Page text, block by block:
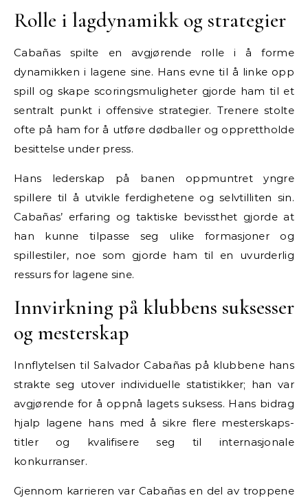
Rolle i lagdynamikk og strategier
Cabañas spilte en avgjørende rolle i å forme
dynamikken i lagene sine. Hans evne til å linke opp
spill og skape scoringsmuligheter gjorde ham til et
sentralt punkt i offensive strategier. Trenere stolte
ofte på ham for å utføre dødballer og opprettholde
besittelse under press.
Hans lederskap på banen oppmuntret yngre
spillere til å utvikle ferdighetene og selvtilliten sin.
Cabañas’ erfaring og taktiske bevissthet gjorde at
han kunne tilpasse seg ulike formasjoner og
spillestiler, noe som gjorde ham til en uvurderlig
ressurs for lagene sine.
Innvirkning på klubbens suksesser
og mesterskap
Innflytelsen til Salvador Cabañas på klubbene hans
strakte seg utover individuelle statistikker; han var
avgjørende for å oppnå lagets suksess. Hans bidrag
hjalp lagene hans med å sikre flere mesterskaps-
titler og kvalifisere seg til internasjonale
konkurranser.
Gjennom karrieren var Cabañas en del av troppene